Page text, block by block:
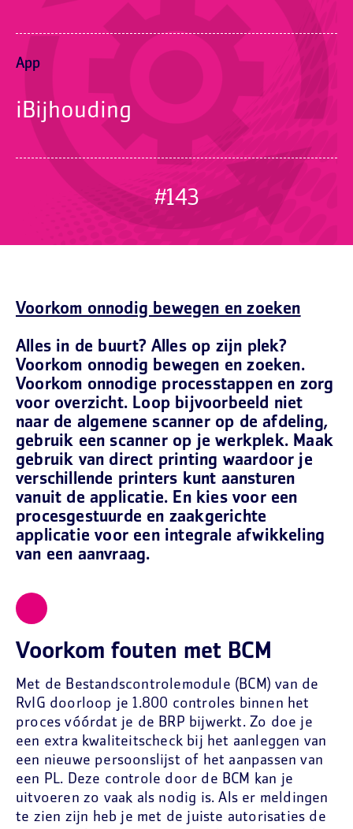
App
iBijhouding
#143
Voorkom onnodig bewegen en zoeken
Alles in de buurt? Alles op zijn plek?
Voorkom onnodig bewegen en zoeken.
Voorkom onnodige processtappen en zorg
voor overzicht. Loop bijvoorbeeld niet
naar de algemene scanner op de afdeling,
gebruik een scanner op je werkplek. Maak
gebruik van direct printing waardoor je
verschillende printers kunt aansturen
vanuit de applicatie. En kies voor een
procesgestuurde en zaakgerichte
applicatie voor een integrale afwikkeling
van een aanvraag.
Voorkom fouten met BCM
Met de Bestandscontrolemodule (BCM) van de
RvIG doorloop je 1.800 controles binnen het
proces vóórdat je de BRP bijwerkt. Zo doe je
een extra kwaliteitscheck bij het aanleggen van
een nieuwe persoonslijst of het aanpassen van
een PL. Deze controle door de BCM kan je
uitvoeren zo vaak als nodig is. Als er meldingen
te zien zijn heb je met de juiste autorisaties de